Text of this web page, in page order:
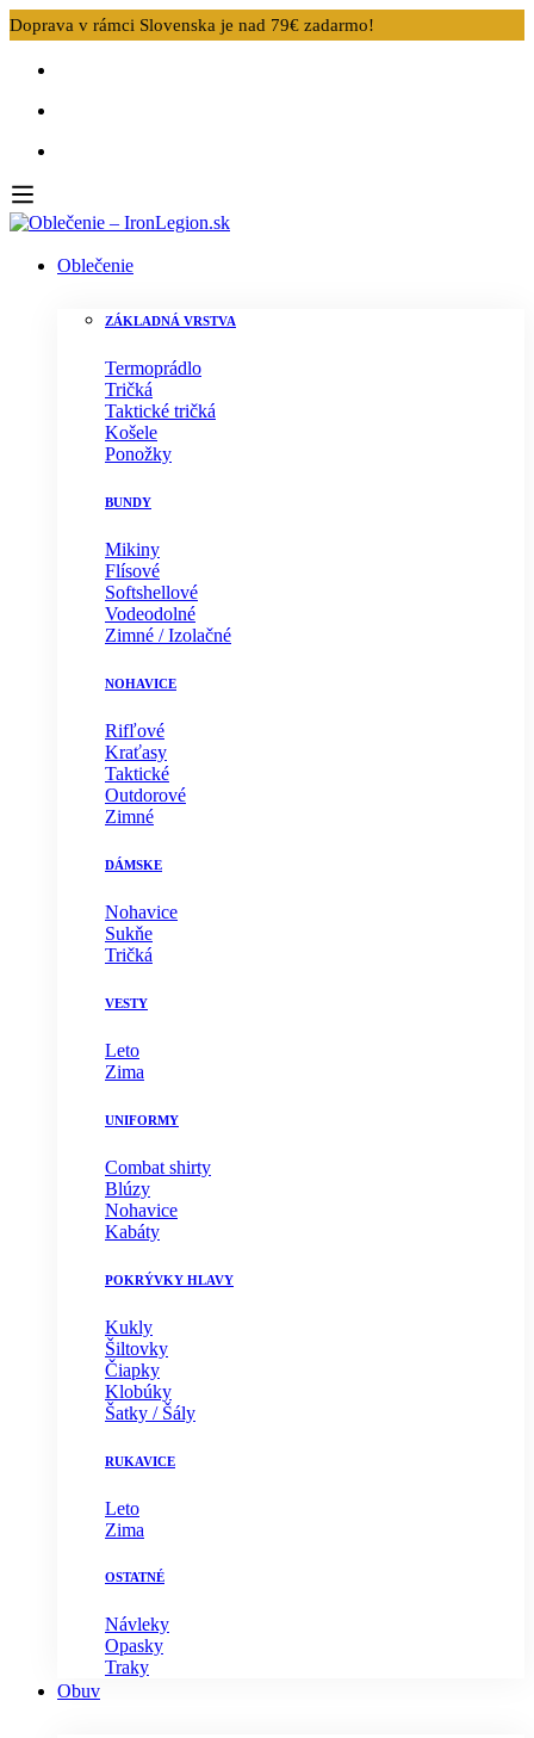
Doprava v rámci Slovenska je nad 79€ zadarmo!
Oblečenie
ZÁKLADNÁ VRSTVA
Termoprádlo
Tričká
Taktické tričká
Košele
Ponožky
BUNDY
Mikiny
Flísové
Softshellové
Vodeodolné
Zimné / Izolačné
NOHAVICE
Rifľové
Kraťasy
Taktické
Outdorové
Zimné
DÁMSKE
Nohavice
Sukňe
Tričká
VESTY
Leto
Zima
UNIFORMY
Combat shirty
Blúzy
Nohavice
Kabáty
POKRÝVKY HLAVY
Kukly
Šiltovky
Čiapky
Klobúky
Šatky / Šály
RUKAVICE
Leto
Zima
OSTATNÉ
Návleky
Opasky
Traky
Obuv